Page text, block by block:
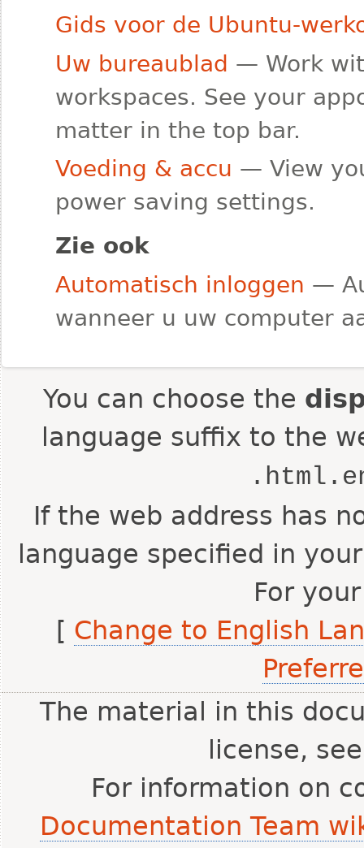
Gids voor de Ubuntu-
Uw bureaublad — Work
workspaces. See your
matter in the top bar.
Voeding & accu — View
power saving settings.
Zie ook
Automatisch inloggen —
wanneer u uw computer
You can choose the
language suffix to the
If the web address has
language specified in
For
[ Change to English
The material in this
license,
For information on
Documentation Team